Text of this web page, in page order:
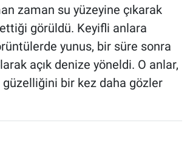
zaman su yüzeyine çıkarak
görüldü. Keyifli anlara
yunus, bir süre sonra
açık denize yöneldi. O anlar,
güzelliğini bir kez daha gözler